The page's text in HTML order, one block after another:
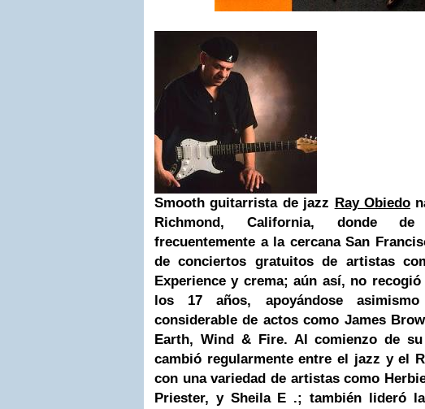
Smooth guitarrista de jazz Ray Obiedo
Richmond, California, donde
frecuentemente a la cercanaSan
de conciertos gratuitos de artistas
Experience y crema; aún así, no
los 17 años, apoyándose
considerable de actos como James
Earth, Wind & Fire. Al comienzo de
cambió regularmente entre el jazz y el
con una variedad de artistas como
Priester, y Sheila E .; también lideró